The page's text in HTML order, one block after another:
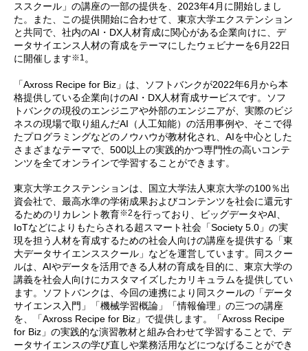
ススクール」の講座の一部の提供を、2023年4月に開始しまし
た。また、この提供開始に合わせて、東京大学エクステンション
と共同で、社内のAI・DX人材育成に関心がある企業向けに、デ
ータサイエンス人材の育成をテーマにしたウェビナーを6月22日
に開催します※1 。
「Axross Recipe for Biz」は、ソフトバンクが2022年6月から本
格提供している企業向けのAI・DX人材育成サービスです。ソフ
トバンクの現役のエンジニアや外部のエンジニアが、実際のビジ
ネスの現場で取り組んだAI（人工知能）の活用事例や、そこで得
たプログラミングなどのノウハウが教材化され、AIを中心とした
さまざまなテーマで、500以上の実践的かつ専門性の高いコンテ
ンツを全てオンラインで学習することができます。
東京大学エクステンションは、国立大学法人東京大学の100％出
資会社で、最高水準の学術成果およびコンテンツを社会に還元す
るためのリカレント教育※2を行っており、ビッグデータやAI、
IoTなどによりもたらされる超スマート社会「Society 5.0」の実
現を担う人材を育成するための社会人向けの講座を提供する「東
大データサイエンススクール」などを運営しています。同スクー
ルは、AIやデータを活用できる人材の育成を目的に、東京大学の
講義を社会人向けにカスタマイズしたカリキュラムを提供してい
ます。ソフトバンクは、今回の連携により同スクールの「データ
サイエンス入門」「機械学習概論」「情報倫理」の三つの講座
を、「Axross Recipe for Biz」で提供します。「Axross Recipe
for Biz」の実践的な演習教材と組み合わせて学習することで、デ
ータサイエンスの学び直しや業務活用などにつなげることができ